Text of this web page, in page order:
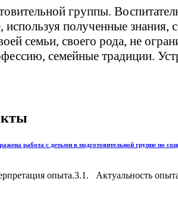
группы.
полученные знания,
семьи, своего рода, не
семейные традиции.
работа с детьми в подготовительной группе по
опыта.3.1. Актуальность